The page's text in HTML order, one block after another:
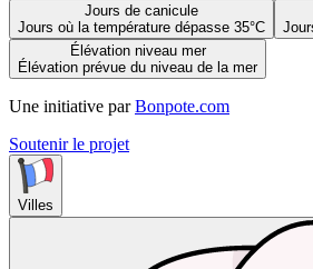
Jours de canicule
Jours où la température dépasse 35°C
Élévation niveau mer
Élévation prévue du niveau de la mer
Une initiative par Bonpote.com
Soutenir le projet
Villes